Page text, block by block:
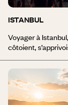
ISTANBUL
Voyager à
côtoient,
visage
enchevêtrées, de
emblématiques
des plus